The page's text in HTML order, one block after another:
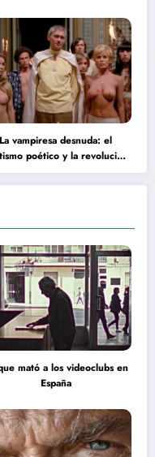
La vampiresa desnuda: el
poético y la revolución
de Jean Rollin
mató a los videoclubs en
España